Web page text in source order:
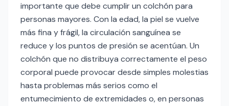
importante que debe cumplir un colchón para
personas mayores. Con la edad, la piel se vuelve
más fina y frágil, la circulación sanguínea se
reduce y los puntos de presión se acentúan. Un
colchón que no distribuya correctamente el peso
corporal puede provocar desde simples molestias
hasta problemas más serios como el
entumecimiento de extremidades o, en personas